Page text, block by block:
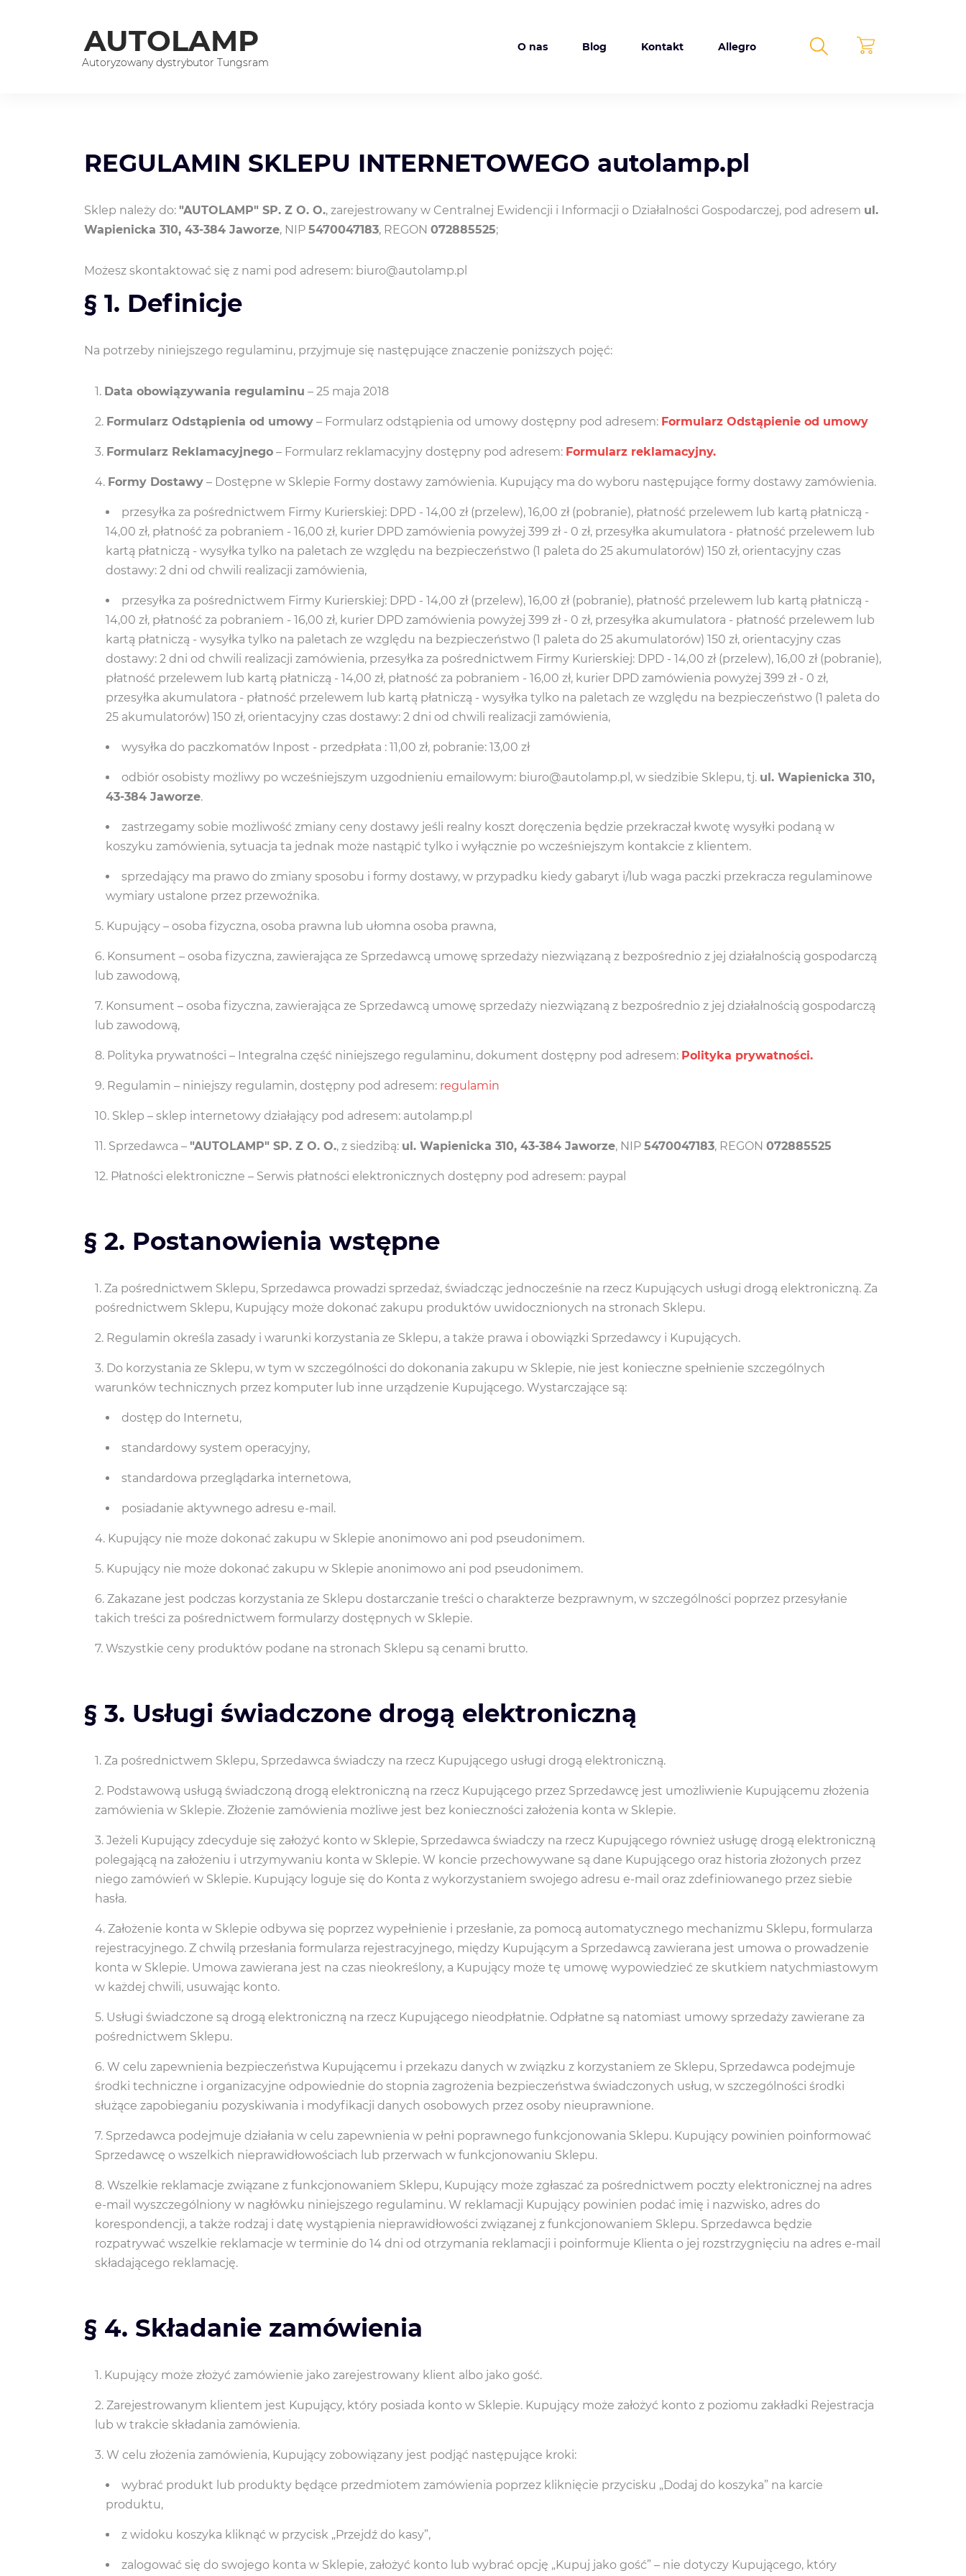
AUTOLAMP
Autoryzowany dystrybutor Tungsram
O nas Blog Kontakt Allegro
REGULAMIN SKLEPU INTERNETOWEGO autolamp.pl
Sklep należy do: "AUTOLAMP" SP. Z O. O., zarejestrowany w Centralnej Ewidencji i Informacji o Działalności Gospodarczej, pod adresem ul.
Wapienicka 310, 43-384 Jaworze, NIP 5470047183, REGON 072885525;
Możesz skontaktować się z nami pod adresem: biuro@autolamp.pl
§ 1. Definicje
Na potrzeby niniejszego regulaminu, przyjmuje się następujące znaczenie poniższych pojęć:
Data obowiązywania regulaminu – 25 maja 2018
Formularz Odstąpienia od umowy – Formularz odstąpienia od umowy dostępny pod adresem: Formularz Odstąpienie od umowy
Formularz Reklamacyjnego – Formularz reklamacyjny dostępny pod adresem: Formularz reklamacyjny.
Formy Dostawy – Dostępne w Sklepie Formy dostawy zamówienia. Kupujący ma do wyboru następujące formy dostawy zamówienia.
przesyłka za pośrednictwem Firmy Kurierskiej: DPD - 14,00 zł (przelew), 16,00 zł (pobranie), płatność przelewem lub kartą płatniczą -
14,00 zł, płatność za pobraniem - 16,00 zł, kurier DPD zamówienia powyżej 399 zł - 0 zł, przesyłka akumulatora - płatność przelewem lub
kartą płatniczą - wysyłka tylko na paletach ze względu na bezpieczeństwo (1 paleta do 25 akumulatorów) 150 zł, orientacyjny czas
dostawy: 2 dni od chwili realizacji zamówienia,
przesyłka za pośrednictwem Firmy Kurierskiej: DPD - 14,00 zł (przelew), 16,00 zł (pobranie), płatność przelewem lub kartą płatniczą -
14,00 zł, płatność za pobraniem - 16,00 zł, kurier DPD zamówienia powyżej 399 zł - 0 zł, przesyłka akumulatora - płatność przelewem lub
kartą płatniczą - wysyłka tylko na paletach ze względu na bezpieczeństwo (1 paleta do 25 akumulatorów) 150 zł, orientacyjny czas
dostawy: 2 dni od chwili realizacji zamówienia, przesyłka za pośrednictwem Firmy Kurierskiej: DPD - 14,00 zł (przelew), 16,00 zł (pobranie),
płatność przelewem lub kartą płatniczą - 14,00 zł, płatność za pobraniem - 16,00 zł, kurier DPD zamówienia powyżej 399 zł - 0 zł,
przesyłka akumulatora - płatność przelewem lub kartą płatniczą - wysyłka tylko na paletach ze względu na bezpieczeństwo (1 paleta do
25 akumulatorów) 150 zł, orientacyjny czas dostawy: 2 dni od chwili realizacji zamówienia,
wysyłka do paczkomatów Inpost - przedpłata : 11,00 zł, pobranie: 13,00 zł
odbiór osobisty możliwy po wcześniejszym uzgodnieniu emailowym: biuro@autolamp.pl, w siedzibie Sklepu, tj. ul. Wapienicka 310,
43-384 Jaworze.
zastrzegamy sobie możliwość zmiany ceny dostawy jeśli realny koszt doręczenia będzie przekraczał kwotę wysyłki podaną w
koszyku zamówienia, sytuacja ta jednak może nastąpić tylko i wyłącznie po wcześniejszym kontakcie z klientem.
sprzedający ma prawo do zmiany sposobu i formy dostawy, w przypadku kiedy gabaryt i/lub waga paczki przekracza regulaminowe
wymiary ustalone przez przewoźnika.
Kupujący – osoba fizyczna, osoba prawna lub ułomna osoba prawna,
Konsument – osoba fizyczna, zawierająca ze Sprzedawcą umowę sprzedaży niezwiązaną z bezpośrednio z jej działalnością gospodarczą
lub zawodową,
Konsument – osoba fizyczna, zawierająca ze Sprzedawcą umowę sprzedaży niezwiązaną z bezpośrednio z jej działalnością gospodarczą
lub zawodową,
Polityka prywatności – Integralna część niniejszego regulaminu, dokument dostępny pod adresem: Polityka prywatności.
Regulamin – niniejszy regulamin, dostępny pod adresem: regulamin
Sklep – sklep internetowy działający pod adresem: autolamp.pl
Sprzedawca – "AUTOLAMP" SP. Z O. O., z siedzibą: ul. Wapienicka 310, 43-384 Jaworze, NIP 5470047183, REGON 072885525
Płatności elektroniczne – Serwis płatności elektronicznych dostępny pod adresem: paypal
§ 2. Postanowienia wstępne
Za pośrednictwem Sklepu, Sprzedawca prowadzi sprzedaż, świadcząc jednocześnie na rzecz Kupujących usługi drogą elektroniczną. Za
pośrednictwem Sklepu, Kupujący może dokonać zakupu produktów uwidocznionych na stronach Sklepu.
Regulamin określa zasady i warunki korzystania ze Sklepu, a także prawa i obowiązki Sprzedawcy i Kupujących.
Do korzystania ze Sklepu, w tym w szczególności do dokonania zakupu w Sklepie, nie jest konieczne spełnienie szczególnych
warunków technicznych przez komputer lub inne urządzenie Kupującego. Wystarczające są:
dostęp do Internetu,
standardowy system operacyjny,
standardowa przeglądarka internetowa,
posiadanie aktywnego adresu e-mail.
Kupujący nie może dokonać zakupu w Sklepie anonimowo ani pod pseudonimem.
Kupujący nie może dokonać zakupu w Sklepie anonimowo ani pod pseudonimem.
Zakazane jest podczas korzystania ze Sklepu dostarczanie treści o charakterze bezprawnym, w szczególności poprzez przesyłanie
takich treści za pośrednictwem formularzy dostępnych w Sklepie.
Wszystkie ceny produktów podane na stronach Sklepu są cenami brutto.
§ 3. Usługi świadczone drogą elektroniczną
Za pośrednictwem Sklepu, Sprzedawca świadczy na rzecz Kupującego usługi drogą elektroniczną.
Podstawową usługą świadczoną drogą elektroniczną na rzecz Kupującego przez Sprzedawcę jest umożliwienie Kupującemu złożenia
zamówienia w Sklepie. Złożenie zamówienia możliwe jest bez konieczności założenia konta w Sklepie.
Jeżeli Kupujący zdecyduje się założyć konto w Sklepie, Sprzedawca świadczy na rzecz Kupującego również usługę drogą elektroniczną
polegającą na założeniu i utrzymywaniu konta w Sklepie. W koncie przechowywane są dane Kupującego oraz historia złożonych przez
niego zamówień w Sklepie. Kupujący loguje się do Konta z wykorzystaniem swojego adresu e-mail oraz zdefiniowanego przez siebie
hasła.
Założenie konta w Sklepie odbywa się poprzez wypełnienie i przesłanie, za pomocą automatycznego mechanizmu Sklepu, formularza
rejestracyjnego. Z chwilą przesłania formularza rejestracyjnego, między Kupującym a Sprzedawcą zawierana jest umowa o prowadzenie
konta w Sklepie. Umowa zawierana jest na czas nieokreślony, a Kupujący może tę umowę wypowiedzieć ze skutkiem natychmiastowym
w każdej chwili, usuwając konto.
Usługi świadczone są drogą elektroniczną na rzecz Kupującego nieodpłatnie. Odpłatne są natomiast umowy sprzedaży zawierane za
pośrednictwem Sklepu.
W celu zapewnienia bezpieczeństwa Kupującemu i przekazu danych w związku z korzystaniem ze Sklepu, Sprzedawca podejmuje
środki techniczne i organizacyjne odpowiednie do stopnia zagrożenia bezpieczeństwa świadczonych usług, w szczególności środki
służące zapobieganiu pozyskiwania i modyfikacji danych osobowych przez osoby nieuprawnione.
Sprzedawca podejmuje działania w celu zapewnienia w pełni poprawnego funkcjonowania Sklepu. Kupujący powinien poinformować
Sprzedawcę o wszelkich nieprawidłowościach lub przerwach w funkcjonowaniu Sklepu.
Wszelkie reklamacje związane z funkcjonowaniem Sklepu, Kupujący może zgłaszać za pośrednictwem poczty elektronicznej na adres
e-mail wyszczególniony w nagłówku niniejszego regulaminu. W reklamacji Kupujący powinien podać imię i nazwisko, adres do
korespondencji, a także rodzaj i datę wystąpienia nieprawidłowości związanej z funkcjonowaniem Sklepu. Sprzedawca będzie
rozpatrywać wszelkie reklamacje w terminie do 14 dni od otrzymania reklamacji i poinformuje Klienta o jej rozstrzygnięciu na adres e-mail
składającego reklamację.
§ 4. Składanie zamówienia
Kupujący może złożyć zamówienie jako zarejestrowany klient albo jako gość.
Zarejestrowanym klientem jest Kupujący, który posiada konto w Sklepie. Kupujący może założyć konto z poziomu zakładki Rejestracja
lub w trakcie składania zamówienia.
W celu złożenia zamówienia, Kupujący zobowiązany jest podjąć następujące kroki:
wybrać produkt lub produkty będące przedmiotem zamówienia poprzez kliknięcie przycisku „Dodaj do koszyka” na karcie
produktu,
z widoku koszyka kliknąć w przycisk „Przejdź do kasy”,
zalogować się do swojego konta w Sklepie, założyć konto lub wybrać opcję „Kupuj jako gość” – nie dotyczy Kupującego, który